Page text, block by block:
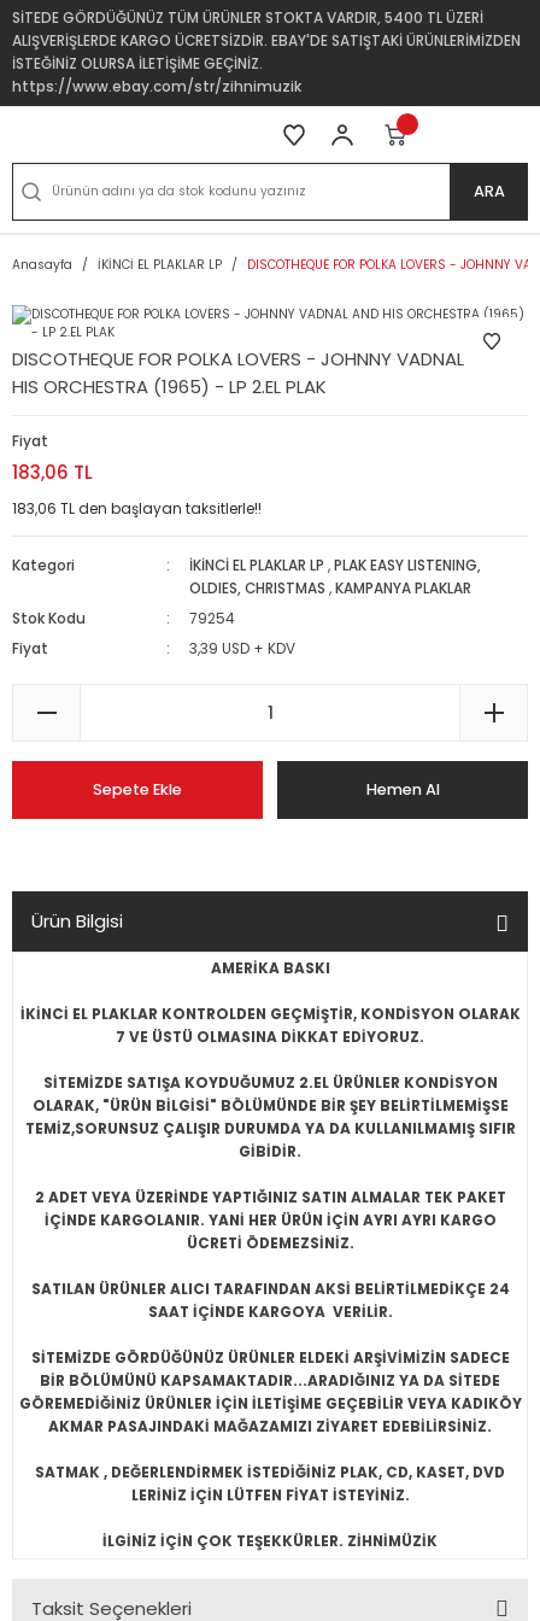
SİTEDE GÖRDÜĞÜNÜZ TÜM ÜRÜNLER STOKTA VARDIR, 5400 TL ÜZERİ
ALIŞVERİŞLERDE KARGO ÜCRETSİZDİR. EBAY'DE SATIŞTAKİ ÜRÜNLERİMİZDEN
İSTEĞİNİZ OLURSA İLETİŞİME GEÇİNİZ.
https://www.ebay.com/str/zihnimuzik
ARA
Anasayfa İKİNCİ EL PLAKLAR LP DISCOTHEQUE FOR POLKA LOVERS - JOHNNY
DISCOTHEQUE FOR POLKA LOVERS - JOHNNY VADNAL AND
HIS ORCHESTRA (1965) - LP 2.EL PLAK
Fiyat
183,06 TL
183,06 TL den başlayan taksitlerle!!
Kategori İKİNCİ EL PLAKLAR LP ,PLAK EASY LISTENING,
OLDIES, CHRISTMAS ,KAMPANYA PLAKLAR
Stok Kodu
79254
Fiyat
3,39 USD + KDV
Sepete Ekle Hemen Al
Ürün Bilgisi
AMERİKA BASKI
İKİNCİ EL PLAKLAR KONTROLDEN GEÇMİŞTİR, KONDİSYON OLARAK
7 VE ÜSTÜ OLMASINA DİKKAT EDİYORUZ.
SİTEMİZDE SATIŞA KOYDUĞUMUZ 2.EL ÜRÜNLER KONDİSYON
OLARAK, "ÜRÜN BİLGİSİ" BÖLÜMÜNDE BİR ŞEY BELİRTİLMEMİŞSE
TEMİZ,SORUNSUZ ÇALIŞIR DURUMDA YA DA KULLANILMAMIŞ SIFIR
GİBİDİR.
2 ADET VEYA ÜZERİNDE YAPTIĞINIZ SATIN ALMALAR TEK PAKET
İÇİNDE KARGOLANIR. YANİ HER ÜRÜN İÇİN AYRI AYRI KARGO
ÜCRETİ ÖDEMEZSİNİZ.
SATILAN ÜRÜNLER ALICI TARAFINDAN AKSİ BELİRTİLMEDİKÇE 24
SAAT İÇİNDE KARGOYA VERİLİR.
SİTEMİZDE GÖRDÜĞÜNÜZ ÜRÜNLER ELDEKİ ARŞİVİMİZİN SADECE
BİR BÖLÜMÜNÜ KAPSAMAKTADIR...ARADIĞINIZ YA DA SİTEDE
GÖREMEDİĞİNİZ ÜRÜNLER İÇİN İLETİŞİME GEÇEBİLİR VEYA KADIKÖY
AKMAR PASAJINDAKİ MAĞAZAMIZI ZİYARET EDEBİLİRSİNİZ.
SATMAK , DEĞERLENDİRMEK İSTEDİĞİNİZ PLAK, CD, KASET, DVD
LERİNİZ İÇİN LÜTFEN FİYAT İSTEYİNİZ.
İLGİNİZ İÇİN ÇOK TEŞEKKÜRLER. ZİHNİMÜZİK
Taksit Seçenekleri